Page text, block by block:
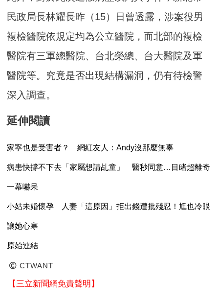
民政局長林耀長昨（15）日曾透露，涉案役男
複檢醫院依規定均為公立醫院，而北部的複檢
醫院有三軍總醫院、台北榮總、台大醫院及軍
醫院等。究竟是否出現結構漏洞，仍有待檢警
深入調查。
延伸閱讀
家寧也是受害者？ 網紅友人：Andy沒那麼無辜
病患快撐不下去「家屬想請乩童」 醫秒同意…目睹超離奇
一幕嚇呆
小姑未婚懷孕 人妻「這原因」拒出錢遭批殘忍！尪也冷眼
讓她心寒
原始連結
CTWANT
【三立新聞網免責聲明】